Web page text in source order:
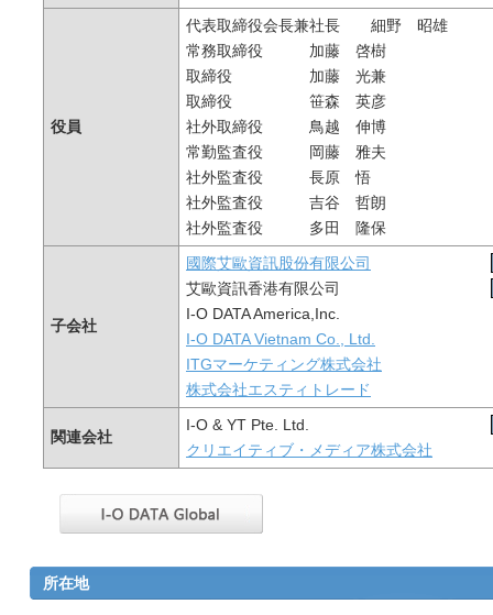
役員
代表取締役会長兼社長 細野 昭雄
常務取締役 加藤 啓樹
取締役 加藤 光兼
取締役 笹森 英彦
社外取締役 鳥越 伸博
常勤監査役 岡藤 雅夫
社外監査役 長原 悟
社外監査役 吉谷 哲朗
社外監査役 多田 隆保
子会社
國際艾歐資訊股份有限公司
艾歐資訊香港有限公司
I-O DATA America,Inc.
I-O DATA Vietnam Co., Ltd.
ITGマーケティング株式会社
株式会社エスティトレード
関連会社
I-O & YT Pte. Ltd.
クリエイティブ・メディア株式会社
所在地